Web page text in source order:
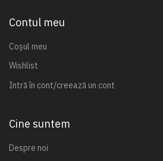
Contul meu
Coșul meu
Wishlist
Intră în cont/creează un cont
Cine suntem
Despre noi